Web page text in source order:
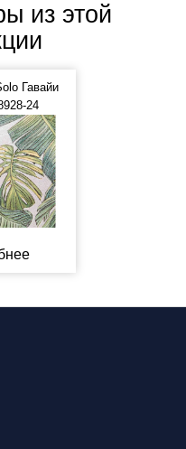
из этой
Гавайи
24